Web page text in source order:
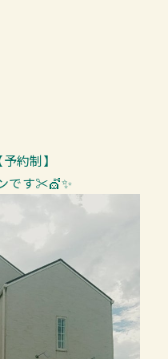
約制】
です✂💇✨